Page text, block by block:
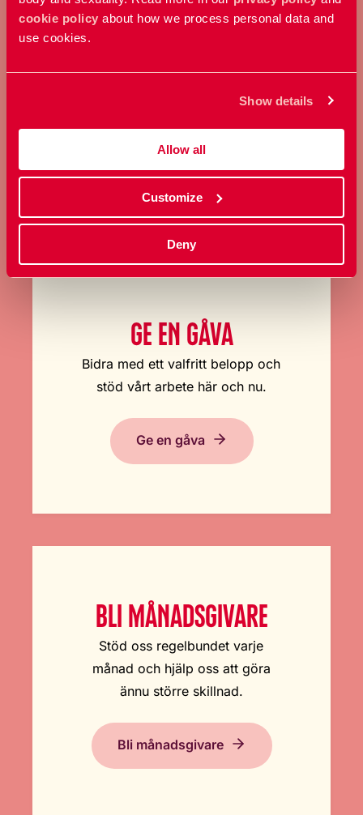
cookie policy about how we process personal data and
use cookies.
Show details
Allow all
Customize
Deny
BLI MEDLEM
Bli medlem
GE EN GÅVA
Bidra med ett valfritt belopp och
stöd vårt arbete här och nu.
Ge en gåva
BLI MÅNADSGIVARE
Stöd oss regelbundet varje
månad och hjälp oss att göra
ännu större skillnad.
Bli månadsgivare